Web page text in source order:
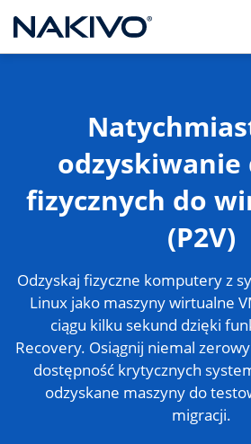
odzyskiwanie
fizycznych do
(P2V)
Odzyskaj fizyczne komputery z
Linux jako maszyny wirtualne
ciągu kilku sekund dzięki
Recovery. Osiągnij niemal
dostępność krytycznych
odzyskane maszyny do
migracji.